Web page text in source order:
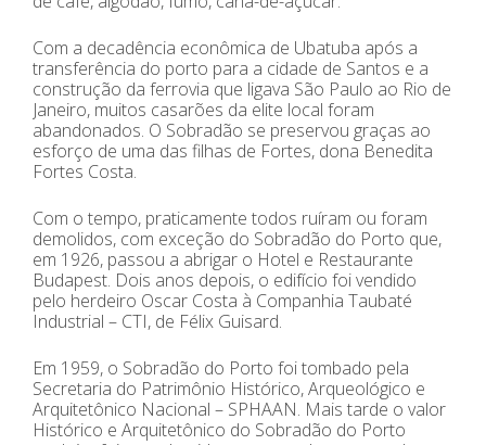
Com a decadência econômica de Ubatuba após a
transferência do porto para a cidade de Santos e a
construção da ferrovia que ligava São Paulo ao Rio de
Janeiro, muitos casarões da elite local foram
abandonados. O Sobradão se preservou graças ao
esforço de uma das filhas de Fortes, dona Benedita
Fortes Costa.
Com o tempo, praticamente todos ruíram ou foram
demolidos, com exceção do Sobradão do Porto que,
em 1926, passou a abrigar o Hotel e Restaurante
Budapest. Dois anos depois, o edifício foi vendido
pelo herdeiro Oscar Costa à Companhia Taubaté
Industrial – CTI, de Félix Guisard.
Em 1959, o Sobradão do Porto foi tombado pela
Secretaria do Patrimônio Histórico, Arqueológico e
Arquitetônico Nacional – SPHAAN. Mais tarde o valor
Histórico e Arquitetônico do Sobradão do Porto